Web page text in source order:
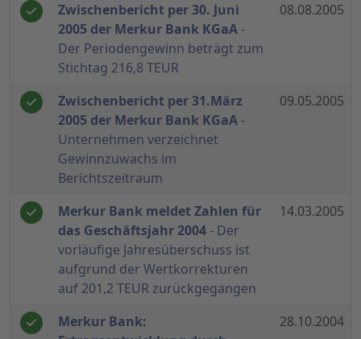
Zwischenbericht per 30. Juni
2005 der Merkur Bank KGaA-
Der Periodengewinn beträgt zum
Stichtag 216,8 TEUR
08.08.2005
Zwischenbericht per 31.März
2005 der Merkur Bank KGaA -
Unternehmen verzeichnet
Gewinnzuwachs im
Berichtszeitraum
09.05.2005
Merkur Bank meldet Zahlen für
das Geschäftsjahr 2004- Der
vorläufige Jahresüberschuss ist
aufgrund der Wertkorrekturen
auf 201,2 TEUR zurückgegangen
14.03.2005
Merkur Bank:
28.10.2004